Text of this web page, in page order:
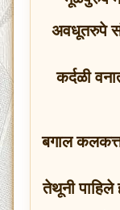
अवधूतरुपे
कर्दळी
बगाल
तेथूनी पाहिले